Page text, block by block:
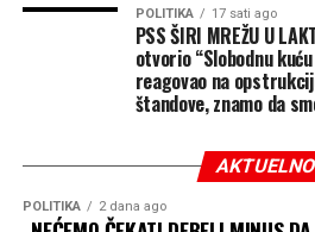
POLITIKA 17 sati ago
PSS ŠIRI MREŽU U
otvorio “Slobodnu
reagovao na
štandove, znamo da
AKTUELNO
POLITIKA 2 dana ago